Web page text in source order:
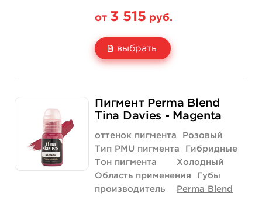
от 3 515 руб.
выбрать
Количество
3 515 руб.
купить
Пигмент Perma Blend
Tina Davies - Magenta
оттенок пигмента
Розовый
Тип PMU пигмента
Гибридные
Тон пигмента
Холодный
Область применения
Губы
производитель
Perma Blend